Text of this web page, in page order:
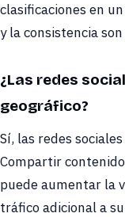
clasificaciones en
y la consistencia
¿Las redes
geográfico?
Sí, las redes
Compartir
puede aumentar la
tráfico adicional a